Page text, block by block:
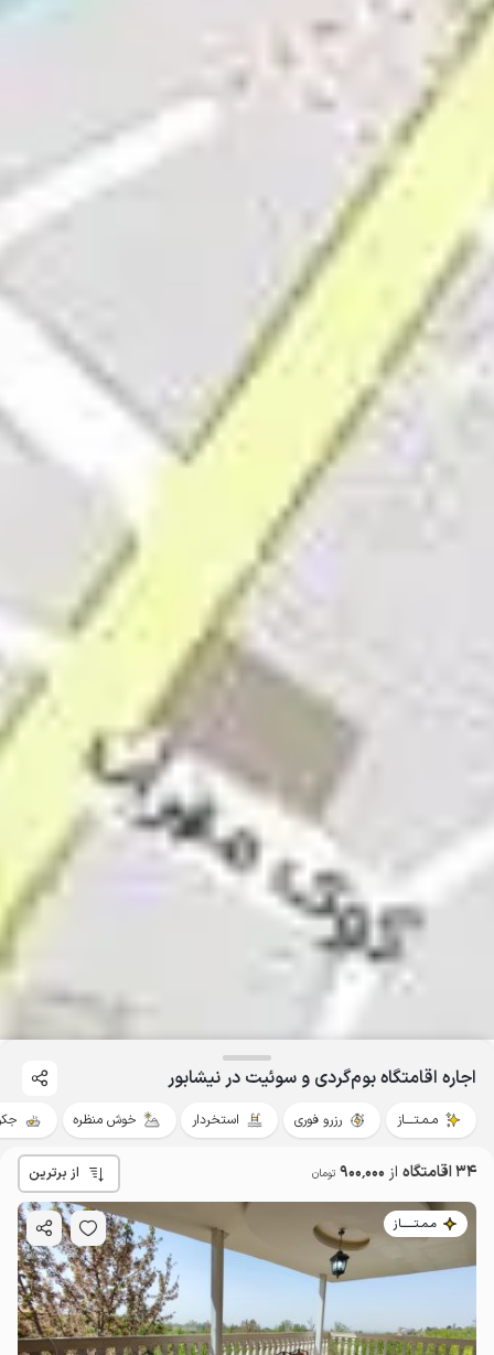
اجاره اقامتگاه بوم‌گردی و سوئیت در نیشابور
مـمـتــــاز رزرو فوری استخردار خوش منظره
34 اقامتگاه از 900٬000 تومان از برترین
مـمـتــــــاز